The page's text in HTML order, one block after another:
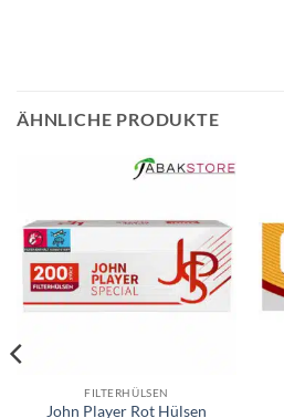
ÄHNLICHE PRODUKTE
FILTERHÜLSEN
John Player Rot Hülsen